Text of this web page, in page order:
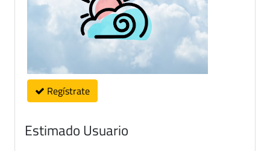
Regístrate
Estimado Usuario